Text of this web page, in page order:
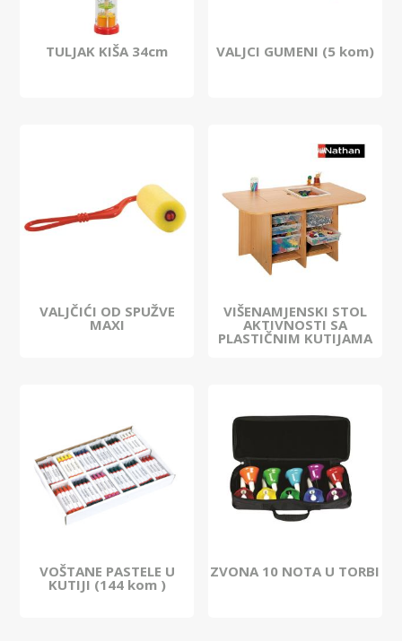
TULJAK KIŠA 34cm VALJCI GUMENI (5 kom)
VALJČIĆI OD SPUŽVE
MAXI
VIŠENAMJENSKI STOL
AKTIVNOSTI SA
PLASTIČNIM KUTIJAMA
VOŠTANE PASTELE U
KUTIJI (144 kom )
ZVONA 10 NOTA U TORBI